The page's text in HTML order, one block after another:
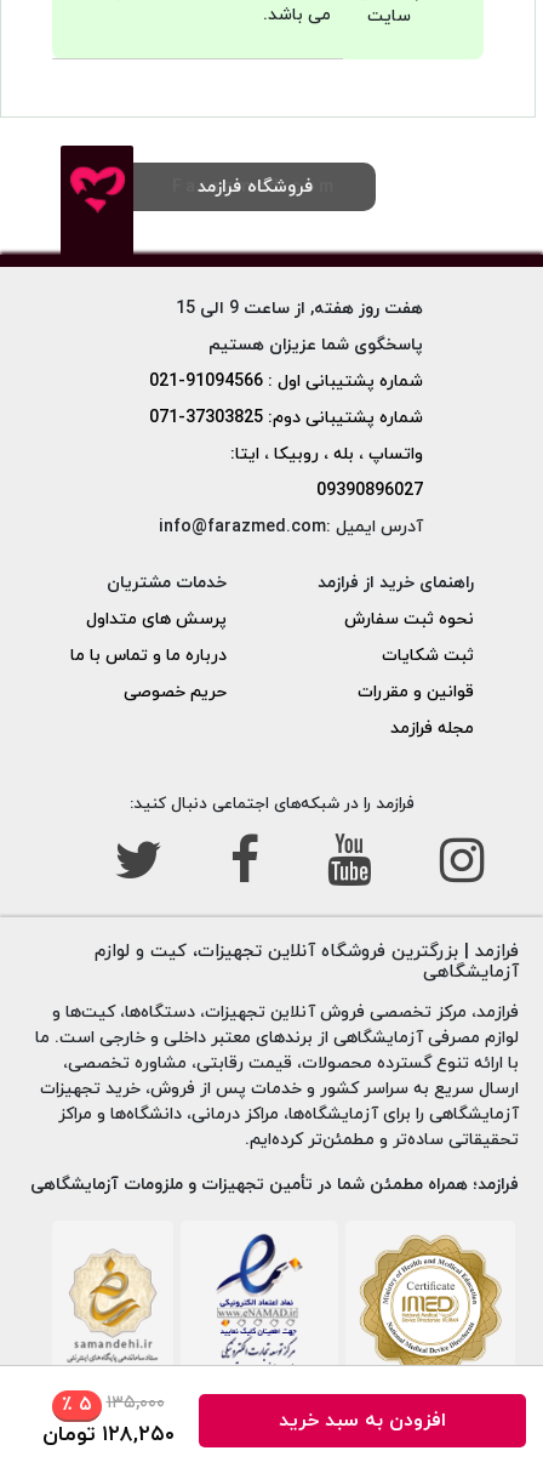
۱۳۵,۰۰۰ ۵ ٪
۱۲۸,۲۵۰ تومان افزودن به سبد خرید
سایت
می باشد.
فروشگاه فرازمد
Farazmed.com
هفت روز هفته, از ساعت 9 الی 15
پاسخگوی شما عزیزان هستیم
شماره پشتیبانی اول : 91094566-021
شماره پشتیبانی دوم: 37303825-071
واتساپ ، بله ، روبیکا ، ایتا:
09390896027
آدرس ایمیل :info@farazmed.com
راهنمای خرید از فرازمد
نحوه ثبت سفارش
ثبت شکایات
قوانین و مقررات
مجله فرازمد
خدمات مشتریان
پرسش های متداول
درباره ما و تماس با ما
حریم خصوصی
فرازمد را در شبکه‌های اجتماعی دنبال کنید:
فرازمد | بزرگترین فروشگاه آنلاین تجهیزات، کیت و لوازم
آزمایشگاهی
فرازمد، مرکز تخصصی فروش آنلاین تجهیزات، دستگاه‌ها، کیت‌ها و
لوازم مصرفی آزمایشگاهی از برندهای معتبر داخلی و خارجی است. ما
با ارائه تنوع گسترده محصولات، قیمت رقابتی، مشاوره تخصصی،
ارسال سریع به سراسر کشور و خدمات پس از فروش، خرید تجهیزات
آزمایشگاهی را برای آزمایشگاه‌ها، مراکز درمانی، دانشگاه‌ها و مراکز
تحقیقاتی ساده‌تر و مطمئن‌تر کرده‌ایم.
فرازمد؛ همراه مطمئن شما در تأمین تجهیزات و ملزومات آزمایشگاهی
کلیه حقوق مادی و معنوی برای این سایت محفوظ می باشد ، استفاده از مطالب این